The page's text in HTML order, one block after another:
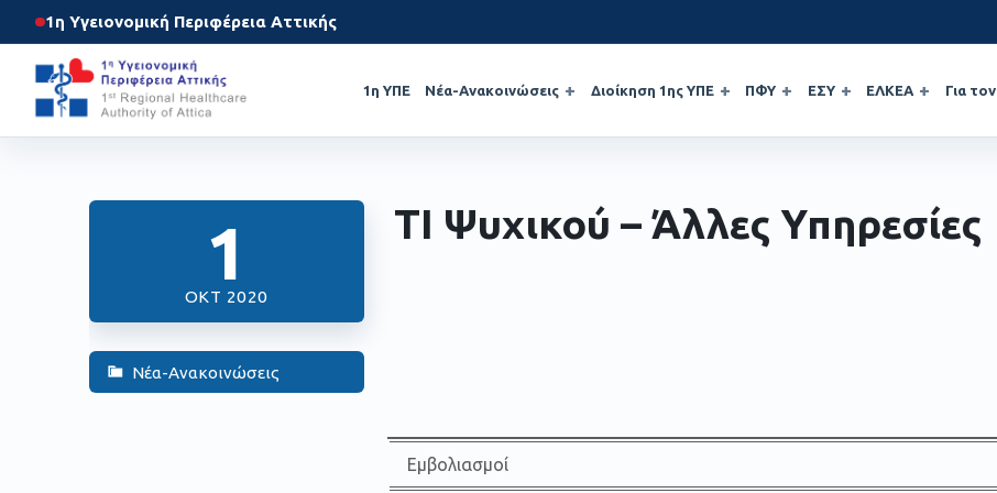
1η Υγειονομική Περιφέρεια Αττικής
1η ΥΠΕ Νέα-Ανακοινώσεις Διοίκηση 1ης ΥΠΕ ΠΦΥ ΕΣΥ ΕΛΚΕΑ Για
1
ΟΚΤ 2020
Νέα-Ανακοινώσεις
ΤΙ Ψυχικού – Άλλες Υπηρεσίες
Εμβολιασμοί